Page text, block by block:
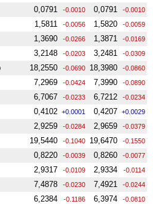
0,0791 -0.0010 0,0791 -0.0010
1,5811 -0.0056 1,5820 -0.0059
1,3690 -0.0266 1,3871 -0.0169
3,2148 -0.0203 3,2481 -0.0309
18,2550 -0.0690 18,3980 -0.0860
7,2969 -0.0424 7,3990 -0.0890
6,7067 -0.0233 6,7212 -0.0234
0,4102 +0.0001 0,4207 +0.0029
2,9259 -0.0284 2,9659 -0.0379
19,5440 -0.1040 19,6470 -0.1550
0,8220 -0.0039 0,8260 -0.0077
2,9317 -0.0109 2,9334 -0.0114
7,4878 -0.0230 7,4921 -0.0244
6,2384 -0.1186 6,3974 -0.0810